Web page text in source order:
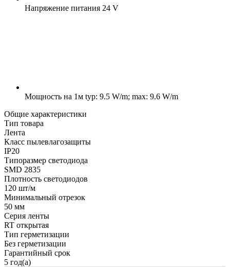
Напряжение питания 24 V
Мощность на 1м typ: 9.5 W/m; max: 9.6 W/m
Общие характеристики
Тип товара
Лента
Класс пылевлагозащиты
IP20
Типоразмер светодиода
SMD 2835
Плотность светодиодов
120 шт/м
Минимальный отрезок
50 мм
Серия ленты
RT открытая
Тип герметизации
Без герметизации
Гарантийный срок
5 год(а)